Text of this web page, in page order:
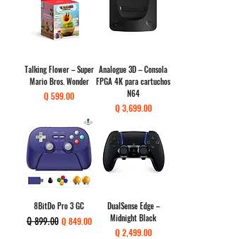
Talking Flower – Super
Mario Bros. Wonder
Precio
Q 599.00
Analogue 3D – Consola
FPGA 4K para cartuchos
N64
Precio
Q 3,699.00
8BitDo Pro 3 GC
Precio
Q 899.00 Precio de oferta
Q 849.00
DualSense Edge –
Midnight Black
Precio
Q 2,499.00